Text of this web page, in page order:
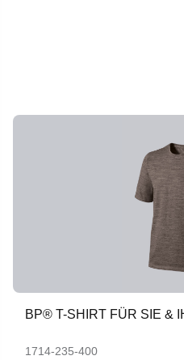
BP® T-SHIRT FÜR SIE &
1714-235-400